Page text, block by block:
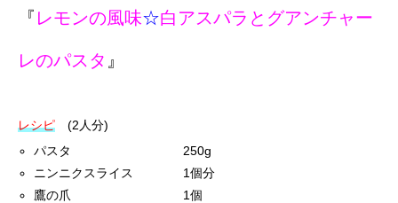
『 レモンの風味☆白アスパラとグアンチャー
レのパスタ 』
レシピ (2人分)
パスタ 250g
ニンニクスライス 1個分
鷹の爪 1個